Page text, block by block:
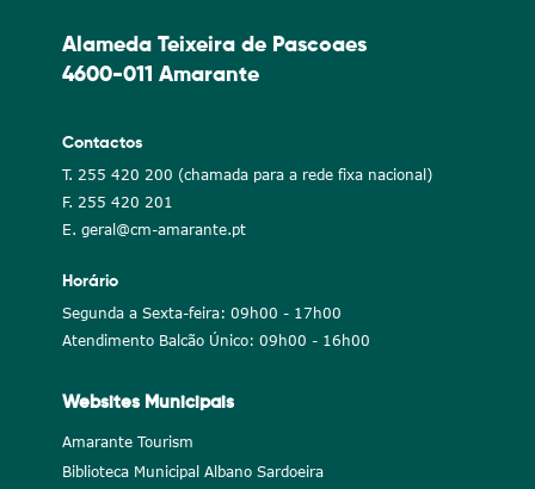
Alameda Teixeira de Pascoaes
4600-011 Amarante
Contactos
T. 255 420 200 (chamada para a rede fixa nacional)
F. 255 420 201
E. geral@cm-amarante.pt
Horário
Segunda a Sexta-feira: 09h00 - 17h00
Atendimento Balcão Único: 09h00 - 16h00
Websites Municipais
Amarante Tourism
Biblioteca Municipal Albano Sardoeira